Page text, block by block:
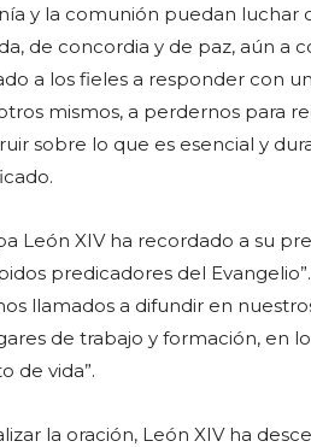
y la comunión puedan luchar
de concordia y de paz, aún a
a los fieles a responder con
mismos, a perdernos para
sobre lo que es esencial y
León XIV ha recordado a su
predicadores del
llamados a difundir en
de trabajo y formación, en
de vida”.
la oración, León XIV ha